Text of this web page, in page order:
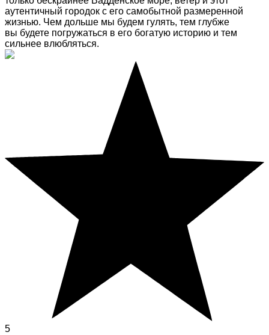
аутентичный городок с его самобытной размеренной
жизнью. Чем дольше мы будем гулять, тем глубже
вы будете погружаться в его богатую историю и тем
сильнее влюбляться.
5